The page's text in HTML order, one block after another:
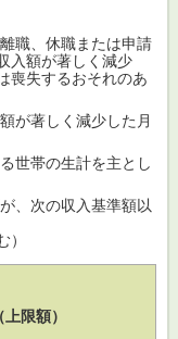
職、休職または申請
入額が著しく減少
喪失するおそれのあ
が著しく減少した月
世帯の生計を主とし
、次の収入基準額以
）
限額）